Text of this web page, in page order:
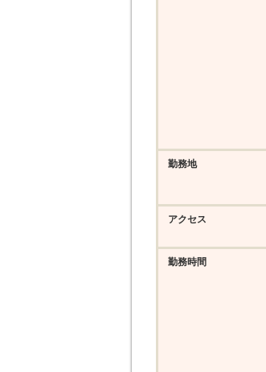
勤務地
アクセス
勤務時間